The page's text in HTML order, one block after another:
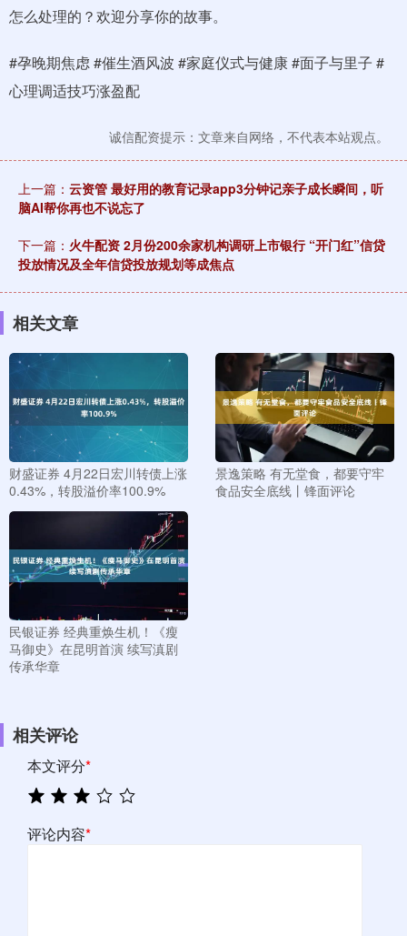
怎么处理的？欢迎分享你的故事。
#孕晚期焦虑 #催生酒风波 #家庭仪式与健康 #面子与里子 #
心理调适技巧涨盈配
诚信配资提示：文章来自网络，不代表本站观点。
上一篇： 云资管 最好用的教育记录app3分钟记亲子成长瞬间，听
脑AI帮你再也不说忘了
下一篇： 火牛配资 2月份200余家机构调研上市银行 “开门红”信贷
投放情况及全年信贷投放规划等成焦点
相关文章
财盛证券 4月22日宏川转债上涨
0.43%，转股溢价率100.9%
景逸策略 有无堂食，都要守牢
食品安全底线丨锋面评论
民银证券 经典重焕生机！《瘦
马御史》在昆明首演 续写滇剧
传承华章
相关评论
本文评分*
评论内容*